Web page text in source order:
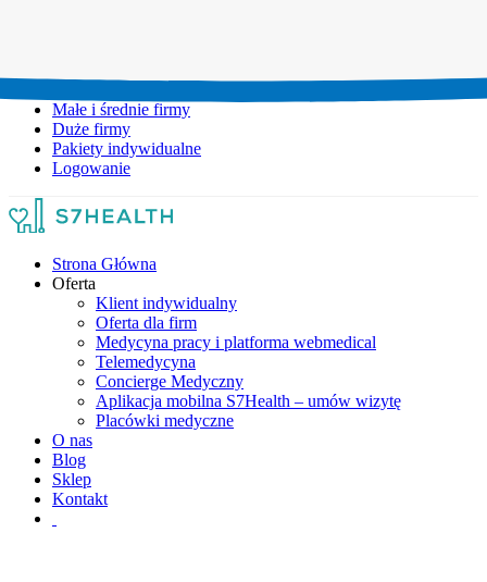
Małe i średnie firmy
Duże firmy
Pakiety indywidualne
Logowanie
Strona Główna
Oferta
Klient indywidualny
Oferta dla firm
Medycyna pracy i platforma webmedical
Telemedycyna
Concierge Medyczny
Aplikacja mobilna S7Health – umów wizytę
Placówki medyczne
O nas
Blog
Sklep
Kontakt